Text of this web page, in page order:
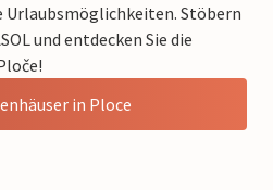
Urlaubsmöglichkeiten. Stöbern
und entdecken Sie die
in Ploce